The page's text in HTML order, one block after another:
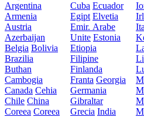
Argentina
Armenia
Austria
Azerbaijan
Belgia Bolivia
Brazilia
Buthan
Cambogia
Canada Cehia
Chile China
Coreea Coreea
Cuba Ecuador
Egipt Elvetia
Emir. Arabe
Unite Estonia
Etiopia
Filipine
Finlanda
Franta Georgia
Germania
Gibraltar
Grecia India